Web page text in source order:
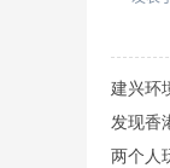
建兴环
发现香
两个人